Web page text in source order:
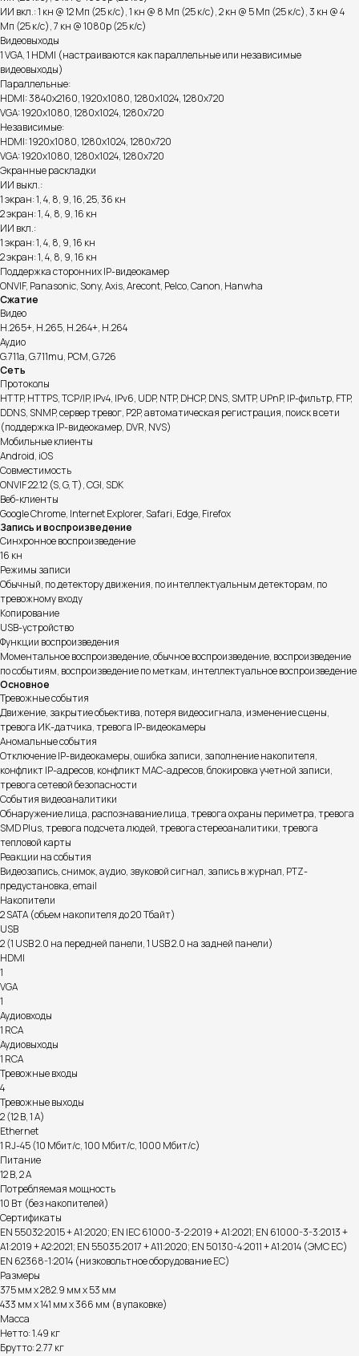
ИИ вкл.: 1 кн @ 12 Мп (25 к/с), 1 кн @ 8 Мп (25 к/с), 2 кн @ 5 Мп (25 к/с), 3 кн @ 4
Мп (25 к/с), 7 кн @ 1080p (25 к/с)
Видеовыходы
1 VGA, 1 HDMI (настраиваются как параллельные или независимые
видеовыходы)
Параллельные:
HDMI: 3840x2160, 1920x1080, 1280x1024, 1280x720
VGA: 1920x1080, 1280x1024, 1280x720
Независимые:
HDMI: 1920x1080, 1280x1024, 1280x720
VGA: 1920x1080, 1280x1024, 1280x720
Экранные раскладки
ИИ выкл.:
1 экран: 1, 4, 8, 9, 16, 25, 36 кн
2 экран: 1, 4, 8, 9, 16 кн
ИИ вкл.:
1 экран: 1, 4, 8, 9, 16 кн
2 экран: 1, 4, 8, 9, 16 кн
Поддержка сторонних IP-видеокамер
ONVIF, Panasonic, Sony, Axis, Arecont, Pelco, Canon, Hanwha
Сжатие
Видео
H.265+, H.265, H.264+, H.264
Аудио
G.711a, G.711mu, PCM, G.726
Сеть
Протоколы
HTTP, HTTPS, TCP/IP, IPv4, IPv6, UDP, NTP, DHCP, DNS, SMTP, UPnP, IP-фильтр, FTP,
DDNS, SNMP, сервер тревог, P2P, автоматическая регистрация, поиск в сети
(поддержка IP-видеокамер, DVR, NVS)
Мобильные клиенты
Android, iOS
Совместимость
ONVIF 22.12 (S, G, T), CGI, SDK
Веб-клиенты
Google Chrome, Internet Explorer, Safari, Edge, Firefox
Запись и воспроизведение
Синхронное воспроизведение
16 кн
Режимы записи
Обычный, по детектору движения, по интеллектуальным детекторам, по
тревожному входу
Копирование
USB-устройство
Функции воспроизведения
Моментальное воспроизведение, обычное воспроизведение, воспроизведение
по событиям, воспроизведение по меткам, интеллектуальное воспроизведение
Основное
Тревожные события
Движение, закрытие объектива, потеря видеосигнала, изменение сцены,
тревога ИК-датчика, тревога IP-видеокамеры
Аномальные события
Отключение IP-видеокамеры, ошибка записи, заполнение накопителя,
конфликт IP-адресов, конфликт MAC-адресов, блокировка учетной записи,
тревога сетевой безопасности
События видеоаналитики
Обнаружение лица, распознавание лица, тревога охраны периметра, тревога
SMD Plus, тревога подсчета людей, тревога стереоаналитики, тревога
тепловой карты
Реакции на события
Видеозапись, снимок, аудио, звуковой сигнал, запись в журнал, PTZ-
предустановка, email
Накопители
2 SATA (объем накопителя до 20 Тбайт)
USB
2 (1 USB 2.0 на передней панели, 1 USB 2.0 на задней панели)
HDMI
1
VGA
1
Аудиовходы
1 RCA
Аудиовыходы
1 RCA
Тревожные входы
4
Тревожные выходы
2 (12 В, 1 А)
Ethernet
1 RJ-45 (10 Мбит/с, 100 Мбит/с, 1000 Мбит/с)
Питание
12 В, 2 А
Потребляемая мощность
10 Вт (без накопителей)
Сертификаты
EN 55032:2015 + A1:2020; EN IEC 61000-3-2:2019 + A1:2021; EN 61000-3-3:2013 +
A1:2019 + A2:2021; EN 55035:2017 + A11:2020; EN 50130-4:2011 + A1:2014 (ЭМС ЕС)
EN 62368-1:2014 (низковольтное оборудование ЕС)
Размеры
375 мм x 282.9 мм x 53 мм
433 мм x 141 мм x 366 мм (в упаковке)
Масса
Нетто: 1.49 кг
Брутто: 2.77 кг
Информация на сайте не является публичной офертой.
Доставка, способы
оплаты и возврат
готовы ответить на все ваши вопросы